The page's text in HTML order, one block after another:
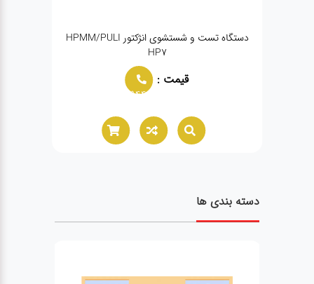
دستگاه تست و شستشوی انژکتور HPMM/PULI
HP7
قیمت :
02166021944
دسته بندی ها